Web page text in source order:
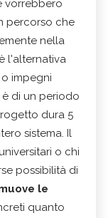
vorrebbero
percorso che
nella
l'alternativa
impegni
è di un periodo
dura 5
sistema. Il
o chi
possibilità di
le
quanto